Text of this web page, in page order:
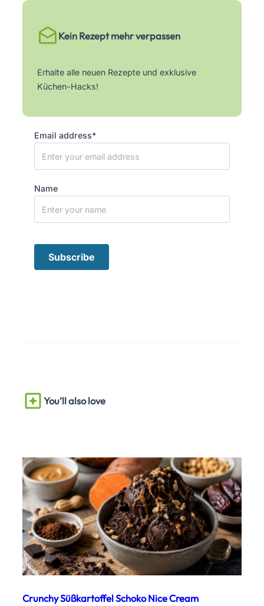
Kein Rezept mehr verpassen
Erhalte alle neuen Rezepte und exklusive
Küchen-Hacks!
Email address*
Name
You’ll also love
Crunchy Süßkartoffel Schoko Nice Cream